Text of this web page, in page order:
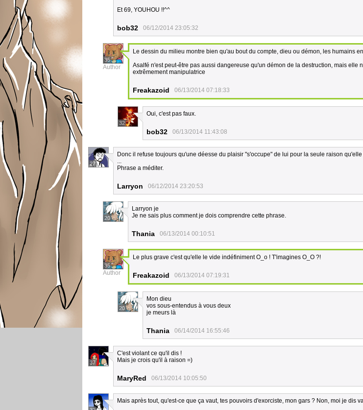
Et 69, YOUHOU !!^^
bob32 06/12/2014 23:05:32
35
Author
Le dessin du milieu montre bien qu'au bout du compte, dieu ou démon, les humains
Asalfé n'est peut-être pas aussi dangereuse qu'un démon de la destruction, mais elle
extrêmement manipulatrice
Freakazoid 06/13/2014 07:18:33
32
Oui, c'est pas faux.
bob32 06/13/2014 11:43:08
27
Donc il refuse toujours qu'une déesse du plaisir "s'occupe" de lui pour la seule raison
...
Phrase a méditer.
Larryon 06/12/2014 23:20:53
20
Larryon je
Je ne sais plus comment je dois comprendre cette phrase.
Thania 06/13/2014 00:10:51
35
Author
Le plus grave c'est qu'elle le vide indéfiniment O_o ! T'imagines O_O ?!
Freakazoid 06/13/2014 07:19:31
20
Mon dieu
vos sous-entendus à vous deux
je meurs là
Thania 06/14/2014 16:55:46
37
C'est violant ce qu'il dis !
Mais je crois qu'il à raison =)
MaryRed 06/13/2014 10:05:50
Mais après tout, qu'est-ce que ça vaut, tes pouvoirs d'exorciste, mon gars ? Non, moi je dis